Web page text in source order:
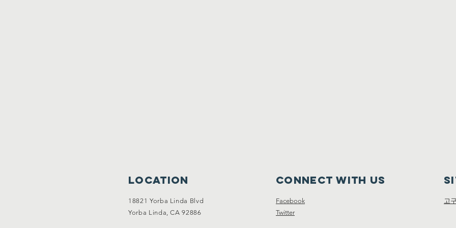
Location
18821 Yorba Linda Blvd
Yorba Linda, CA 92886
Connect with us
Facebook
Twitter
고